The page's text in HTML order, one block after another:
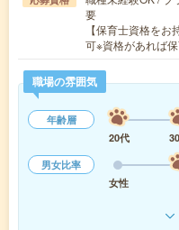
要
【保育士資格を
可※資格があれば
職場の雰囲気
年齢層
20代
男女比率
女性